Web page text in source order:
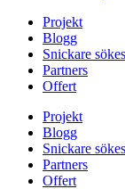
Projekt
Blogg
Snickare sökes
Partners
Offert
Projekt
Blogg
Snickare sökes
Partners
Offert